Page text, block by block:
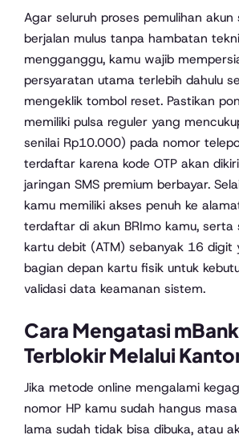
Agar seluruh proses pemulihan akun
berjalan mulus tanpa hambatan
mengganggu, kamu wajib
persyaratan utama terlebih dahulu
mengeklik tombol reset. Pastikan
memiliki pulsa reguler yang
senilai Rp10.000) pada nomor
terdaftar karena kode OTP akan
jaringan SMS premium berbayar.
kamu memiliki akses penuh ke
terdaftar di akun BRImo kamu, serta
kartu debit (ATM) sebanyak 16
bagian depan kartu fisik untuk
validasi data keamanan sistem.
Cara Mengatasi
Terblokir Melalui
Jika metode online mengalami
nomor HP kamu sudah hangus
lama sudah tidak bisa dibuka, atau